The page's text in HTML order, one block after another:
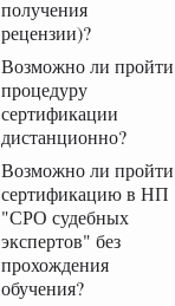
получения
рецензии)?
Возможно ли пройти
процедуру
сертификации
дистанционно?
Возможно ли пройти
сертификацию в НП
"СРО судебных
экспертов" без
прохождения
обучения?